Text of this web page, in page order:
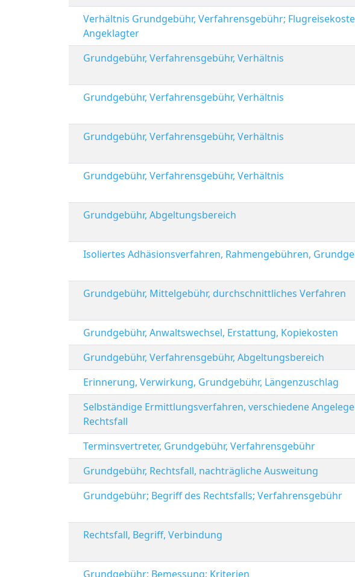
Verhältnis Grundgebühr, Verfahrensgebühr;
Angeklagter
Grundgebühr, Verfahrensgebühr, Verhältnis
Grundgebühr, Verfahrensgebühr, Verhältnis
Grundgebühr, Verfahrensgebühr, Verhältnis
Grundgebühr, Verfahrensgebühr, Verhältnis
Grundgebühr, Abgeltungsbereich
Isoliertes Adhäsionsverfahren, Rahmengebühren,
Grundgebühr, Mittelgebühr, durchschnittliches Verfahren
Grundgebühr, Anwaltswechsel, Erstattung, Kopiekosten
Grundgebühr, Verfahrensgebühr, Abgeltungsbereich
Erinnerung, Verwirkung, Grundgebühr, Längenzuschlag
Selbständige Ermittlungsverfahren, verschiedene
Rechtsfall
Terminsvertreter, Grundgebühr, Verfahrensgebühr
Grundgebühr, Rechtsfall, nachträgliche Ausweitung
Grundgebühr; Begriff des Rechtsfalls; Verfahrensgebühr
Rechtsfall, Begriff, Verbindung
Grundgebühr; Bemessung; Kriterien